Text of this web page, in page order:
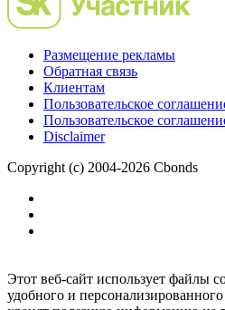
Размещение рекламы
Обратная связь
Пользовательское соглашение
Copyright (c) 2004-2026 Cbonds